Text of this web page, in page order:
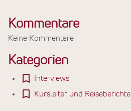
Kommentare
Keine Kommentare
Kategorien
Interviews
Kursleiter und Reiseberichte